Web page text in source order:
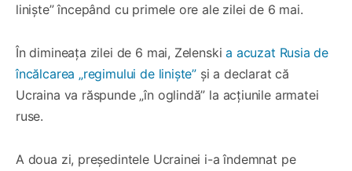
liniște” începând cu primele ore ale zilei de 6 mai.
În dimineața zilei de 6 mai, Zelenskia acuzat Rusia de
încălcarea „regimului de liniște” și a declarat că
Ucraina va răspunde „în oglindă” la acțiunile armatei
ruse.
A doua zi, președintele Ucrainei i-a îndemnat pe